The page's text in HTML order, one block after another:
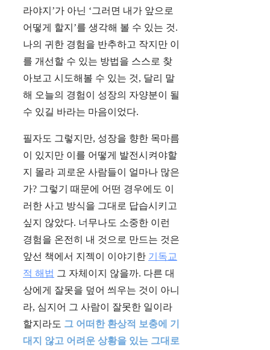
라야지’가 아닌 ‘그러면 내가 앞으로
어떻게 할지’를 생각해 볼 수 있는 것.
나의 귀한 경험을 반추하고 작지만 이
를 개선할 수 있는 방법을 스스로 찾
아보고 시도해볼 수 있는 것, 달리 말
해 오늘의 경험이 성장의 자양분이 될
수 있길 바라는 마음이었다.
필자도 그렇지만, 성장을 향한 목마름
이 있지만 이를 어떻게 발전시켜야할
지 몰라 괴로운 사람들이 얼마나 많은
가? 그렇기 때문에 어떤 경우에도 이
러한 사고 방식을 그대로 답습시키고
싶지 않았다. 너무나도 소중한 이런
경험을 온전히 내 것으로 만드는 것은
앞선 책에서 지젝이 이야기한 기독교
적 해법 그 자체이지 않을까. 다른 대
상에게 잘못을 덮어 씌우는 것이 아니
라, 심지어 그 사람이 잘못한 일이라
할지라도 그 어떠한 환상적 보충에 기
대지 않고 어려운 상황을 있는 그대로